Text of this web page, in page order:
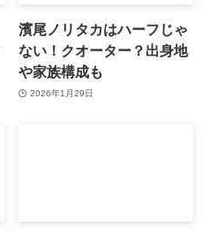
濱尾ノリタカはハーフじゃ
ない！クオーター？出身地
や家族構成も
2026年1月29日